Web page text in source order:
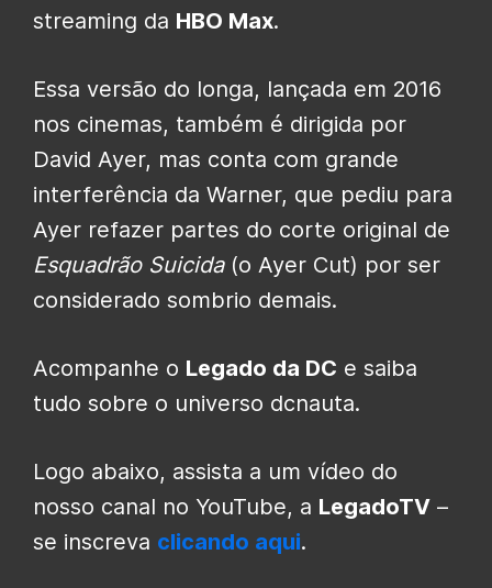
streaming da HBO Max.
Essa versão do longa, lançada em 2016
nos cinemas, também é dirigida por
David Ayer, mas conta com grande
interferência da Warner, que pediu para
Ayer refazer partes do corte original de
Esquadrão Suicida(o Ayer Cut) por ser
considerado sombrio demais.
Acompanhe o Legado da DC e saiba
tudo sobre o universo dcnauta.
Logo abaixo, assista a um vídeo do
nosso canal no YouTube, a LegadoTV –
se inscreva clicando aqui.